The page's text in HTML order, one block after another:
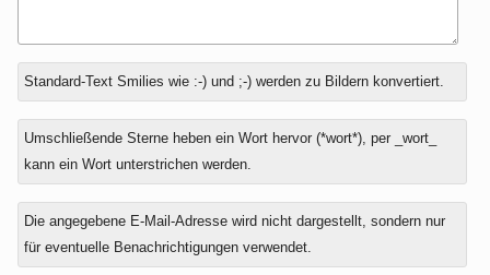
Antwort
zu
Standard-Text Smilies wie :-) und ;-) werden zu Bildern konvertiert.
Umschließende Sterne heben ein Wort hervor (*wort*), per _wort_
kann ein Wort unterstrichen werden.
Die angegebene E-Mail-Adresse wird nicht dargestellt, sondern nur
für eventuelle Benachrichtigungen verwendet.